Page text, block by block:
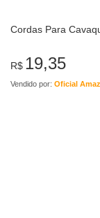
Cordas Para
R$ 19,35
Vendido por: Oficial